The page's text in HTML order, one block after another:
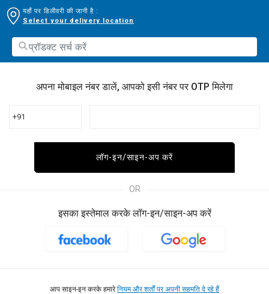
यहाँ पर डिलीवरी की जानी है :
Select your delivery location
अपना मोबाइल नंबर डालें, आपको इसी नंबर पर OTP मिलेगा
+91
लॉग-इन/साइन-अप करें
OR
इसका इस्तेमाल करके लॉग-इन/साइन-अप करें
आप साइन-इन करके हमारेनियम और शर्तों पर अपनी सहमति दे रहे हैं